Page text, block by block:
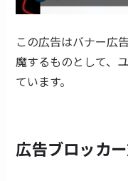
この広告はバナー広
魔するものとして、
ています。
広告ブロッカ